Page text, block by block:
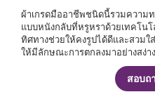
ผ้าเกรดมืออาชีพชนิดนี้รวมความ
แบบหนังกลับที่หรูหราด้วยเทคโน
ทิศทางช่วยให้คงรูปได้ดีและสวม
ให้มีลักษณะการตกลงมาอย่างสง่
สอบถ